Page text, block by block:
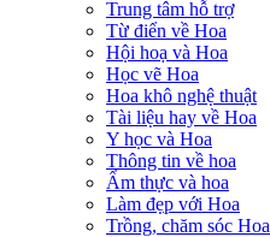
Trung tâm hỗ trợ
Từ điển về Hoa
Hội hoạ và Hoa
Học vẽ Hoa
Hoa khô nghệ thuật
Tài liệu hay về Hoa
Y học và Hoa
Thông tin về hoa
Ẩm thực và hoa
Làm đẹp với Hoa
Trồng, chăm sóc Hoa